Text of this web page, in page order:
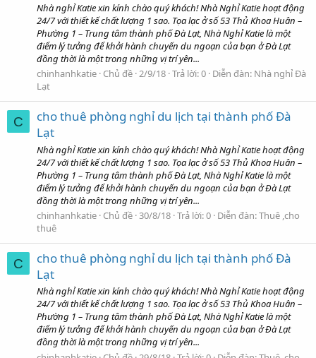
Nhà nghỉ Katie xin kính chào quý khách! Nhà Nghỉ Katie hoạt động
24/7 với thiết kế chất lượng 1 sao. Tọa lạc ở số 53 Thủ Khoa Huân –
Phường 1 – Trung tâm thành phố Đà Lạt, Nhà Nghỉ Katie là một
điểm lý tưởng để khởi hành chuyến du ngoạn của bạn ở Đà Lạt
đồng thời là một trong những vị trí yên...
chinhanhkatie Chủ đề 2/9/18 Trả lời: 0 Diễn đàn: Nhà nghỉ Đà
Lạt
C
cho thuê phòng nghỉ du lịch tại thành phố Đà
Lạt
Nhà nghỉ Katie xin kính chào quý khách! Nhà Nghỉ Katie hoạt động
24/7 với thiết kế chất lượng 1 sao. Tọa lạc ở số 53 Thủ Khoa Huân –
Phường 1 – Trung tâm thành phố Đà Lạt, Nhà Nghỉ Katie là một
điểm lý tưởng để khởi hành chuyến du ngoạn của bạn ở Đà Lạt
đồng thời là một trong những vị trí yên...
chinhanhkatie Chủ đề 30/8/18 Trả lời: 0 Diễn đàn:Thuê ,cho
thuê
C
cho thuê phòng nghỉ du lịch tại thành phố Đà
Lạt
Nhà nghỉ Katie xin kính chào quý khách! Nhà Nghỉ Katie hoạt động
24/7 với thiết kế chất lượng 1 sao. Tọa lạc ở số 53 Thủ Khoa Huân –
Phường 1 – Trung tâm thành phố Đà Lạt, Nhà Nghỉ Katie là một
điểm lý tưởng để khởi hành chuyến du ngoạn của bạn ở Đà Lạt
đồng thời là một trong những vị trí yên...